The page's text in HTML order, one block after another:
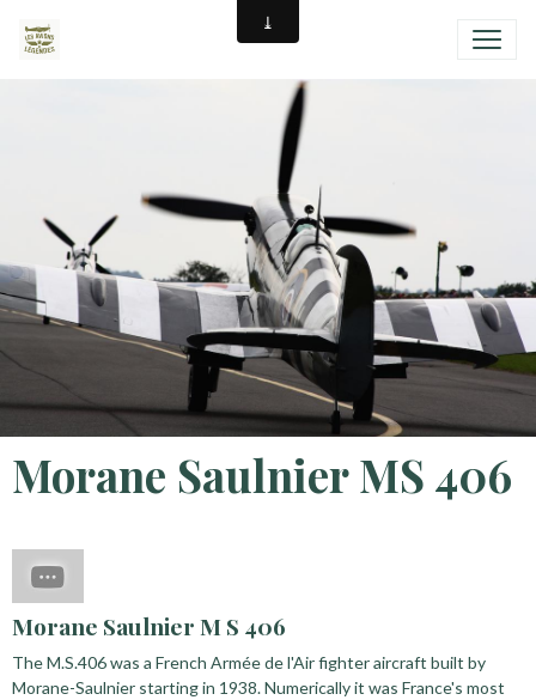
Morane Saulnier MS 406
Morane Saulnier M S 406
The M.S.406 was a French Armée de l'Air fighter aircraft built by
Morane-Saulnier starting in 1938. Numerically it was France's most